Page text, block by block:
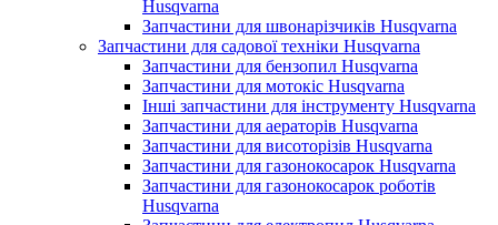
Husqvarna
Запчастини для швонарізчиків Husqvarna
Запчастини для садової техніки Husqvarna
Запчастини для бензопил Husqvarna
Запчастини для мотокіс Husqvarna
Інші запчастини для інструменту Husqvarna
Запчастини для аераторів Husqvarna
Запчастини для висоторізів Husqvarna
Запчастини для газонокосарок Husqvarna
Запчастини для газонокосарок роботів
Husqvarna